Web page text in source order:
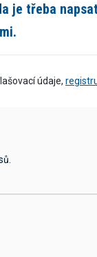
je třeba
údaje,